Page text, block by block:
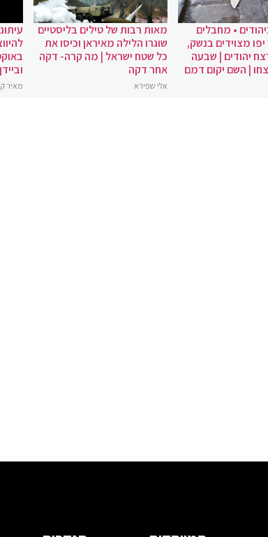
• מחבלים
יפו מצוידים בנשק,
יהודים | שבעה
| השם יקום דמם
מאות רבות של טילים בליסטיים
שוגרו הלילה מאיראן וכיסו את
כל שטח ישראל | מה קרה- דקה
אחר דקה
אלי שפירא מאיר